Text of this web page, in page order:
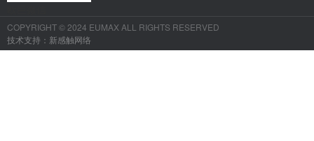
COPYRIGHT © 2024 EUMAX ALL RIGHTS RESERVED
技术支持：新感触网络